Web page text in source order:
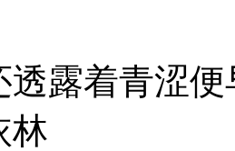
着青涩便
林